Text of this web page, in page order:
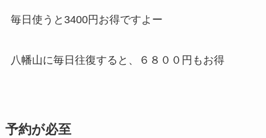
毎日使うと3400円お得ですよー
八幡山に毎日往復すると、６８００円もお得
予約が必至